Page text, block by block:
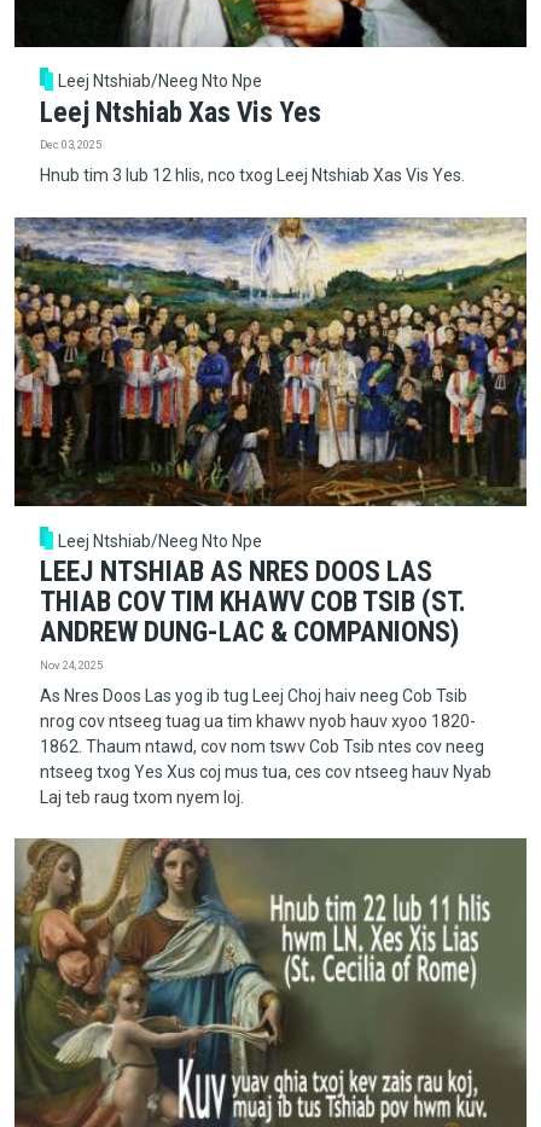
Leej Ntshiab/Neeg Nto Npe
Leej Ntshiab Xas Vis Yes
Dec 03, 2025
Hnub tim 3 lub 12 hlis, nco txog Leej Ntshiab Xas Vis Yes.
Leej Ntshiab/Neeg Nto Npe
LEEJ NTSHIAB AS NRES DOOS LAS
THIAB COV TIM KHAWV COB TSIB (ST.
ANDREW DUNG-LAC & COMPANIONS)
Nov 24, 2025
As Nres Doos Las yog ib tug Leej Choj haiv neeg Cob Tsib
nrog cov ntseeg tuag ua tim khawv nyob hauv xyoo 1820-
1862. Thaum ntawd, cov nom tswv Cob Tsib ntes cov neeg
ntseeg txog Yes Xus coj mus tua, ces cov ntseeg hauv Nyab
Laj teb raug txom nyem loj.